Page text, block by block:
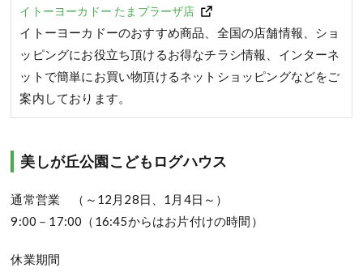
イトーヨーカドー たまプラーザ店
イトーヨーカドーのおすすめ商品、全国の店舗情報、ショ
ッピングにお役立ち頂けるお得なチラシ情報、インターネ
ットで簡単にお買い物頂けるネットショッピングなどをご
案内しております。
美しが丘公園こどもログハウス
通常営業 （～12月28日、1月4日～）
9:00－17:00（16:45からはお片付けの時間）
休業期間